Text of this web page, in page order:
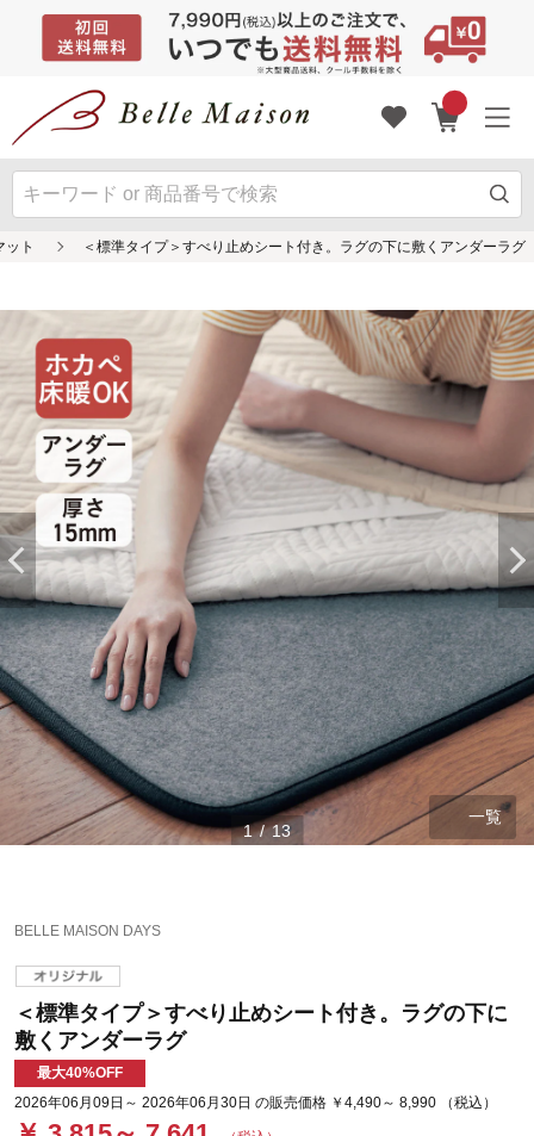
ット ＜標準タイプ＞すべり止めシート付き。ラグの下に敷くアンダーラグ
1 / 13
一覧
BELLE MAISON DAYS
＜標準タイプ＞すべり止めシート付き。ラグの下に
敷くアンダーラグ
最大40%OFF
2026年06月09日～ 2026年06月30日 の販売価格 ￥4,490～ 8,990 （税込）